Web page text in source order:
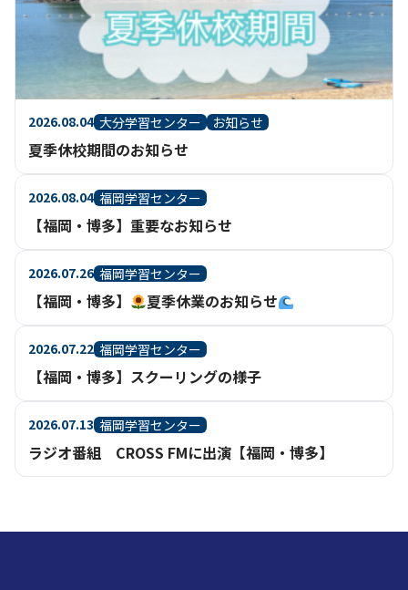
2026.08.04 大分学習センター お知らせ
夏季休校期間のお知らせ
2026.08.04 福岡学習センター
【福岡・博多】重要なお知らせ
2026.07.26 福岡学習センター
【福岡・博多】 夏季休業のお知らせ
2026.07.22 福岡学習センター
【福岡・博多】スクーリングの様子
2026.07.13 福岡学習センター
ラジオ番組 CROSS FMに出演【福岡・博多】